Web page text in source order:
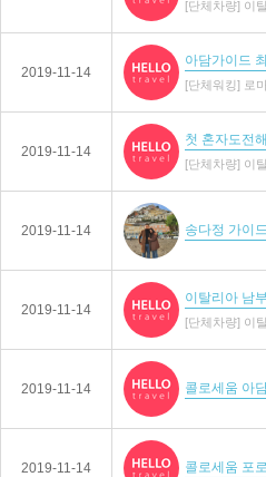
[단체차량] 이
2019-11-14
아담가이드
[단체워킹] 로
2019-11-14
첫 혼자도전
[단체차량] 이
2019-11-14 송다정 가이
2019-11-14
이탈리아 남
[단체차량] 이
2019-11-14 콜로세움 아
2019-11-14 콜로세움 포